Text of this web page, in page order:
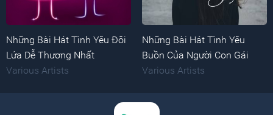
Những Bài Hát Tình Yêu Đôi
Lứa Dễ Thương Nhất
Various Artists
Những Bài Hát Tình Yêu
Buồn Của Người Con Gái
Various Artists